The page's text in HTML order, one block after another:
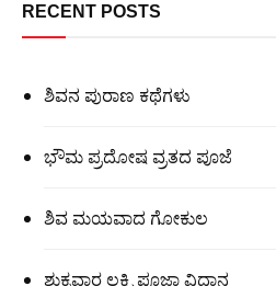
RECENT POSTS
ಶಿವನ ಪುರಾಣ ಕಥೆಗಳು
ಭೌಮ ಪ್ರದೋಷ ವ್ರತದ ಪೂಜೆ
ಶಿವ ಮಯವಾದ ಗೋಕುಲ
ಶುಕ್ರವಾರ ಲಕ್ಷ್ಮಿ ಪೂಜಾ ವಿಧಾನ